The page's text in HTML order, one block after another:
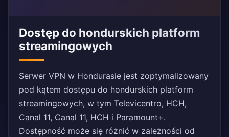
Dostęp do hondurskich platform
streamingowych
Serwer VPN w Hondurasie jest zoptymalizowany
pod kątem dostępu do hondurskich platform
streamingowych, w tym Televicentro, HCH,
Canal 11, Canal 11, HCH i Paramount+.
Dostępność może się różnić w zależności od